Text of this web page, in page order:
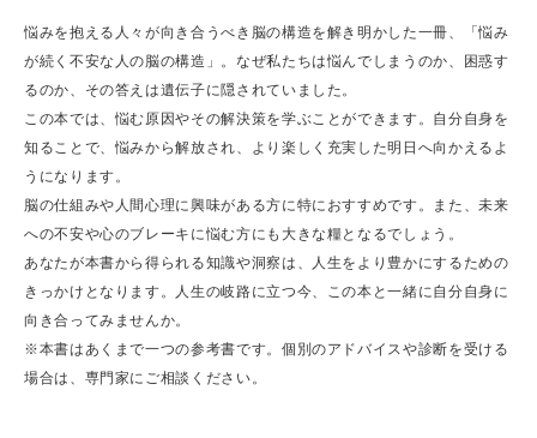
悩みを抱える人々が向き合うべき脳の構造を解き明かした一冊、「悩み
が続く不安な人の脳の構造」。なぜ私たちは悩んでしまうのか、困惑す
るのか、その答えは遺伝子に隠されていました。
この本では、悩む原因やその解決策を学ぶことができます。自分自身を
知ることで、悩みから解放され、より楽しく充実した明日へ向かえるよ
うになります。
脳の仕組みや人間心理に興味がある方に特におすすめです。また、未来
への不安や心のブレーキに悩む方にも大きな糧となるでしょう。
あなたが本書から得られる知識や洞察は、人生をより豊かにするための
きっかけとなります。人生の岐路に立つ今、この本と一緒に自分自身に
向き合ってみませんか。
※本書はあくまで一つの参考書です。個別のアドバイスや診断を受ける
場合は、専門家にご相談ください。